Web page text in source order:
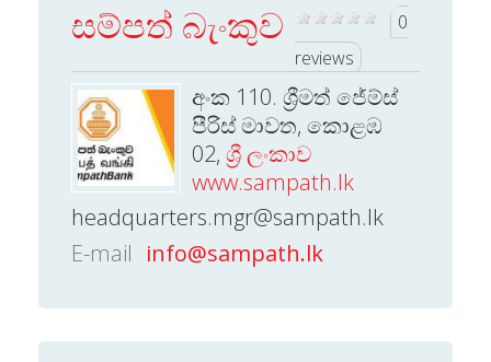
සම්පත් බැංකුව
0
reviews
අංක 110. ශ්‍රීමත් ජේම්ස්
පීරිස් මාවත, කොළඹ
02, ශ්‍රී ලංකාව
www.sampath.lk
headquarters.mgr@sampath.lk
E-mail info@sampath.lk